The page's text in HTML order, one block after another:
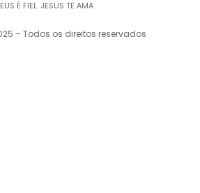
É FIEL. JESUS TE AMA
– Todos os direitos reservados